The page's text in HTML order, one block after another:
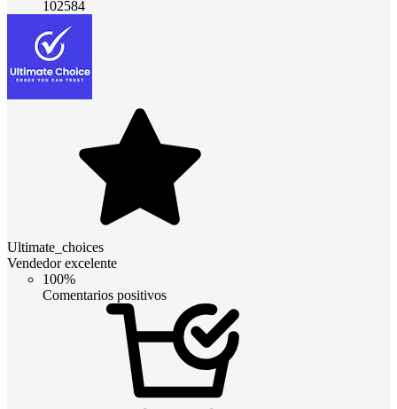
102584
Ultimate_choices
Vendedor excelente
100%
Comentarios positivos